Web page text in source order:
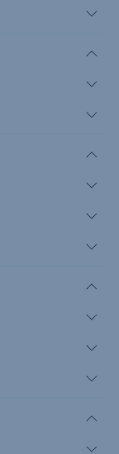
2021
kiosztásában
és
repülős